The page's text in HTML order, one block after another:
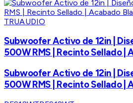
TRUAUDIO
Subwoofer Activo de 12in |
500W RMS | Recinto Sellado |
Subwoofer Activo de 12in |
500W RMS | Recinto Sellado |